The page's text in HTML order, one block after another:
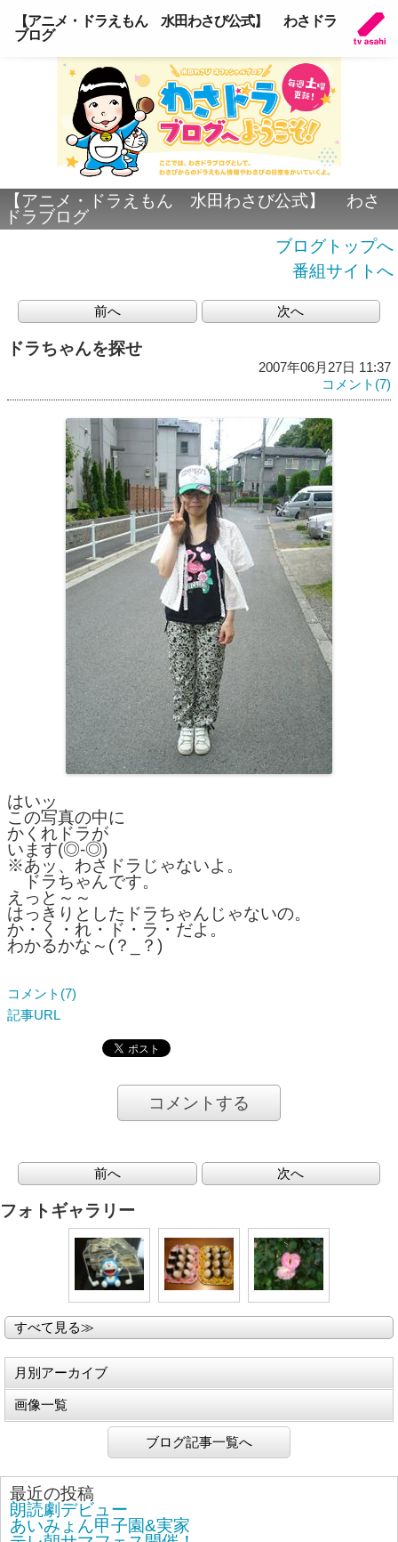
【アニメ・ドラえもん 水田わさび公式】 わさドラ
ブログ
【アニメ・ドラえもん 水田わさび公式】 わさ
ドラブログ
ブログトップへ
番組サイトへ
前へ 次へ
ドラちゃんを探せ
2007年06月27日 11:37
コメント(7)
はいッ
この写真の中に
かくれドラが
います(◎-◎)
※あッ、わさドラじゃないよ。
ドラちゃんです。
えっと～～
はっきりとしたドラちゃんじゃないの。
か・く・れ・ド・ラ・だよ。
わかるかな～(？_？)
コメント(7)
記事URL
コメントする
前へ 次へ
フォトギャラリー
すべて見る≫
月別アーカイブ
画像一覧
ブログ記事一覧へ
最近の投稿
朗読劇デビュー
あいみょん甲子園&実家